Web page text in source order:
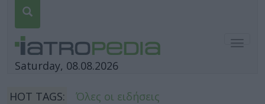
Saturday, 08.08.2026
HOT TAGS:
Όλες οι ειδήσεις